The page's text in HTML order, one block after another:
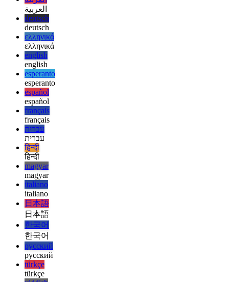
afrikaans
afrikaans
العربية
العربية
deutsch
deutsch
ελληνικά
ελληνικά
english
english
esperanto
esperanto
español
español
français
français
עברית
עברית
हिन्दी
हिन्दी
magyar
magyar
italiano
italiano
日本語
日本語
한국어
한국어